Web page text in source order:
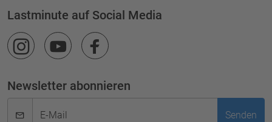
Lastminute auf Social Media
Newsletter abonnieren
E-Mail Senden